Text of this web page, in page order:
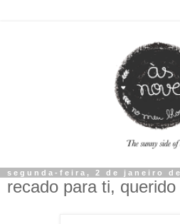
segunda-feira, 2 de janeiro de
recado para ti, querido